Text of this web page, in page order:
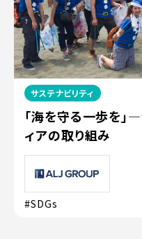
サステナビリティ
「海を守る一歩を」
ィアの取り組み
#SDGs